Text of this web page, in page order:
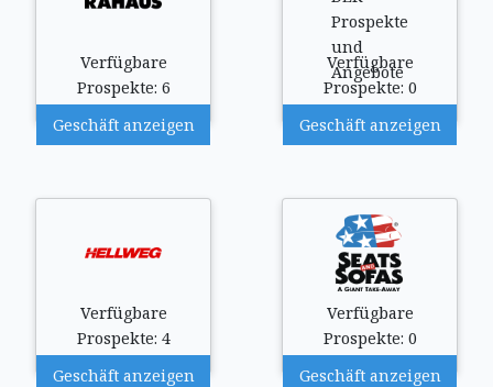
Verfügbare
Prospekte: 6
Geschäft anzeigen
Verfügbare
Prospekte: 0
Geschäft anzeigen
Verfügbare
Prospekte: 4
Geschäft anzeigen
Verfügbare
Prospekte: 0
Geschäft anzeigen